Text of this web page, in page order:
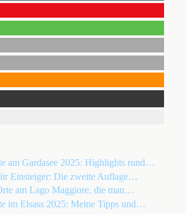
am Gardasee 2025: Highlights rund…
Einsteiger: Die zweite Auflage…
am Lago Maggiore, die man…
im Elsass 2025: Meine Tipps und…